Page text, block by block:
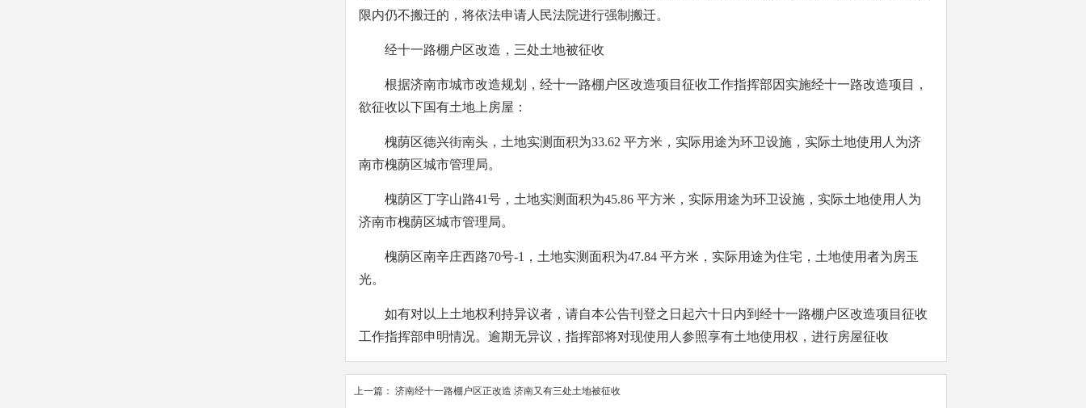
限内仍不搬迁的，将依法申请人民法院进行强制搬迁。
经十一路棚户区改造，三处土地被征收
根据济南市城市改造规划，经十一路棚户区改造项目征收工作指挥部因实施经十一路改造项目，
欲征收以下国有土地上房屋：
槐荫区德兴街南头，土地实测面积为33.62 平方米，实际用途为环卫设施，实际土地使用人为济
南市槐荫区城市管理局。
槐荫区丁字山路41号，土地实测面积为45.86 平方米，实际用途为环卫设施，实际土地使用人为
济南市槐荫区城市管理局。
槐荫区南辛庄西路70号-1，土地实测面积为47.84 平方米，实际用途为住宅，土地使用者为房玉
光。
如有对以上土地权利持异议者，请自本公告刊登之日起六十日内到经十一路棚户区改造项目征收
工作指挥部申明情况。逾期无异议，指挥部将对现使用人参照享有土地使用权，进行房屋征收
上一篇： 济南经十一路棚户区正改造 济南又有三处土地被征收